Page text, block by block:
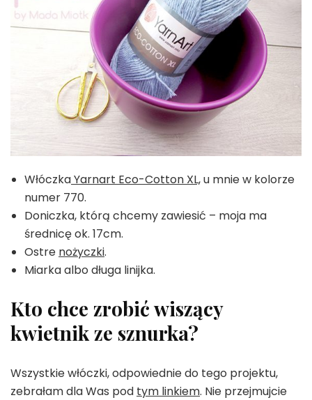
WłóczkaYarnart Eco-Cotton XL,u mnie w kolorze
numer 770.
Doniczka, którą chcemy zawiesić – moja ma
średnicę ok. 17cm.
Ostre nożyczki.
Miarka albo długa linijka.
Kto chce zrobić wiszący
kwietnik ze sznurka?
Wszystkie włóczki, odpowiednie do tego projektu,
zebrałam dla Was pod tym linkiem. Nie przejmujcie